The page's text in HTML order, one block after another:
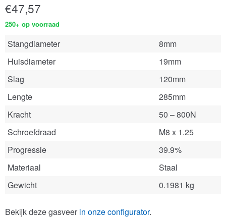
€47,57
250+ op voorraad
Stangdiameter
8mm
Huisdiameter
19mm
Slag
120mm
Lengte
285mm
Kracht
50 – 800N
Schroefdraad
M8 x 1.25
Progressie
39.9%
Materiaal
Staal
Gewicht
0.1981 kg
Bekijk deze gasveer in onze configurator.